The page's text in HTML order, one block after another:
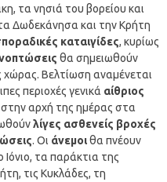
τα νησιά του βορείου και
Δωδεκάνησα και την Κρήτη
καταιγίδες, κυρίως
θα σημειωθούν
χώρας. Βελτίωση αναμένεται
περιοχές γενικά αίθριος
στην αρχή της ημέρας στα
λίγες ασθενείς βροχές
. Οι άνεμοιθα πνέουν
Ιόνιο, τα παράκτια της
τις Κυκλάδες, τη